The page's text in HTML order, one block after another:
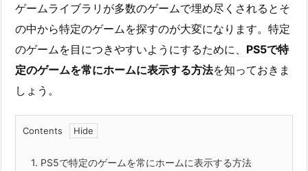
ゲームライブラリが多数のゲームで埋め尽くされるとそ
の中から特定のゲームを探すのが大変になります。特定
のゲームを目につきやすいようにするために、 PS5で特
定のゲームを常にホームに表示する方法を知っておきま
しょう。
Contents
1. PS5で特定のゲームを常にホームに表示する方法